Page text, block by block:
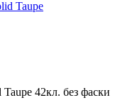
42кл. без фаски